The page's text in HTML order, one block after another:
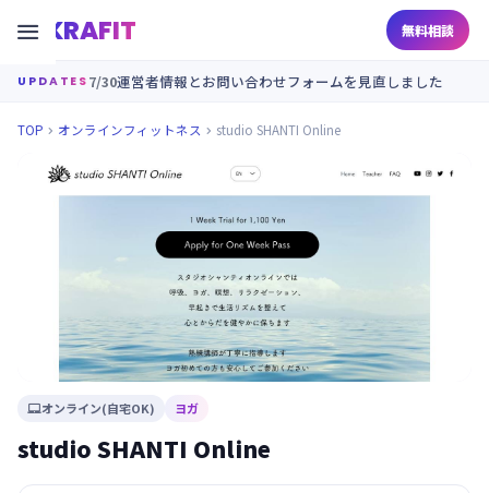
KRAFIT 無料相談

UPDATES 7/30運営者情報とお問い合わせフォームを見直しました
TOP  オンラインフィットネス  studio SHANTI Online
オンライン(自宅OK) ヨガ
studio SHANTI Online